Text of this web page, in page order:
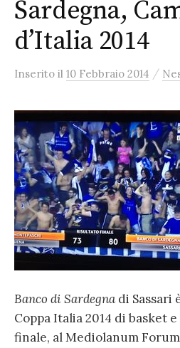
Sardegna,
d’Italia 2014
Inserito il 10 Febbraio 2014 /
Banco di Sardegna di Sassari
Coppa Italia 2014 di basket
finale, al Mediolanum